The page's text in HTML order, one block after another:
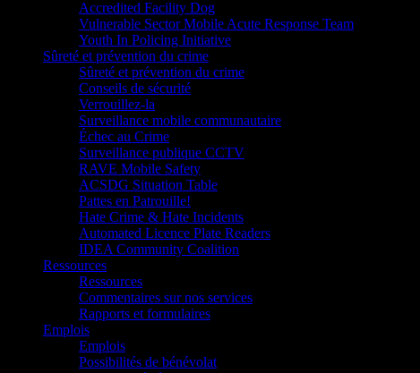
Accredited Facility Dog
Vulnerable Sector Mobile Acute Response Team
Youth In Policing Initiative
Sûreté et prévention du crime
Sûreté et prévention du crime
Conseils de sécurité
Verrouillez-la
Surveillance mobile communautaire
Échec au Crime
Surveillance publique CCTV
RAVE Mobile Safety
ACSDG Situation Table
Pattes en Patrouille!
Hate Crime & Hate Incidents
Automated Licence Plate Readers
IDEA Community Coalition
Ressources
Ressources
Commentaires sur nos services
Rapports et formulaires
Emplois
Emplois
Possibilités de bénévolat